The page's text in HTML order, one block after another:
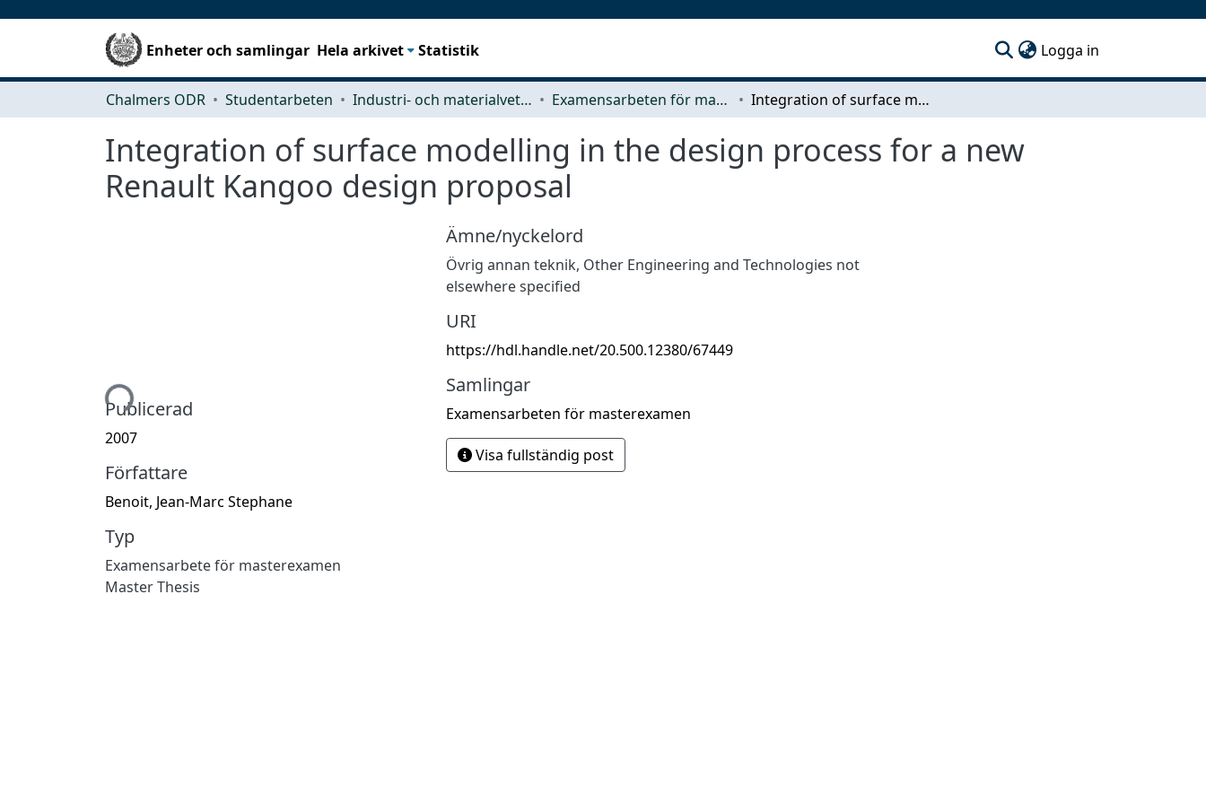
Enheter och samlingar Hela arkivet Statistik Logga in
Chalmers ODR Studentarbeten Industri- och materialvetenskap (IMS) Examensarbeten för masterexamen Integration of surface modelling in the design process for a new Renault Kangoo design proposal
Integration of surface modelling in the design process for a new
Renault Kangoo design proposal
Hämtar...Publicerad
2007
Författare
Benoit, Jean-Marc Stephane
Typ
Examensarbete för masterexamen
Master Thesis
Ämne/nyckelord
Övrig annan teknik, Other Engineering and Technologies not
elsewhere specified
URI
https://hdl.handle.net/20.500.12380/67449
Samlingar
Examensarbeten för masterexamen
Visa fullständig post